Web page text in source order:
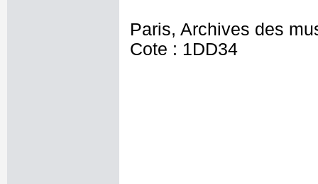
Paris, Archives des
Cote : 1DD34